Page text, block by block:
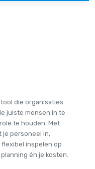
die organisaties
juiste mensen in te
te houden. Met
je personeel in,
inspelen op
én je kosten.